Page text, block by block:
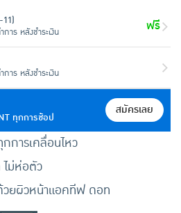
ทุกการช้อป
สมัครเลย
การเคลื่อนไหว
ม่ห่อตัว
ยผิวหน้าแอคทีฟ ดอท
11)
าร หลังชำระเงิน
ฟรี
าร หลังชำระเงิน